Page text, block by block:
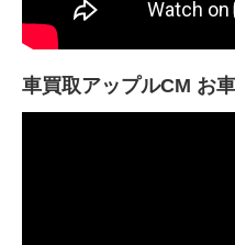
車買取アップルCM お